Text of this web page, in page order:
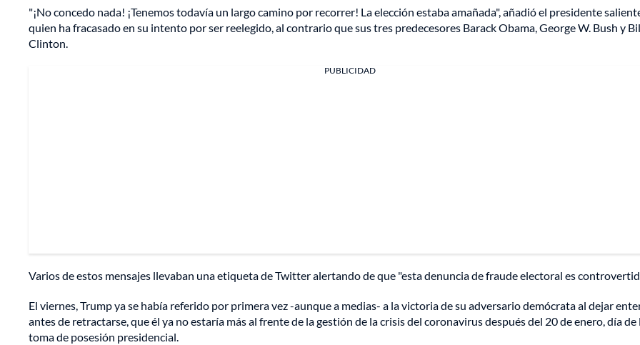
"¡No concedo nada! ¡Tenemos todavía un largo camino por recorrer! La elección estaba amañada", añadió el presidente
quien ha fracasado en su intento por ser reelegido, al contrario que sus tres predecesores Barack Obama, George W. Bush y
Clinton.
PUBLICIDAD
Varios de estos mensajes llevaban una etiqueta de Twitter alertando de que "esta denuncia de fraude electoral es
El viernes, Trump ya se había referido por primera vez -aunque a medias- a la victoria de su adversario demócrata al dejar
antes de retractarse, que él ya no estaría más al frente de la gestión de la crisis del coronavirus después del 20 de enero, día de
toma de posesión presidencial.